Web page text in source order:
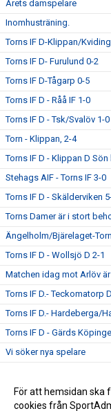
Årets damspelare
Inomhusträning.
Torns IF D-Klippan/
Torns IF D- Furulund 0-2
Torns IF D-Tågarp 0-5
Torns IF D - Råå IF 1-0
Torns IF D - Tsk/Svalöv 1-0
Torn - Klippan, 2-4
Torns IF D - Klippan D Sön
Stehags AIF - Torns IF 3-0
Torns IF D - Skälderviken
Torns Damer är i stort
Ängelholm/Bjärelaget-
Torns IF D - Wollsjö D 2-1
Matchen idag mot Arlöv
Torns IF D.- Teckomatorp
Torns IF D.- Hardeberga/
Torns IF D - Gärds
Vi söker nya spelare
Harlösaspelen Dam 15/1-
För att hemsidan ska
cookies från